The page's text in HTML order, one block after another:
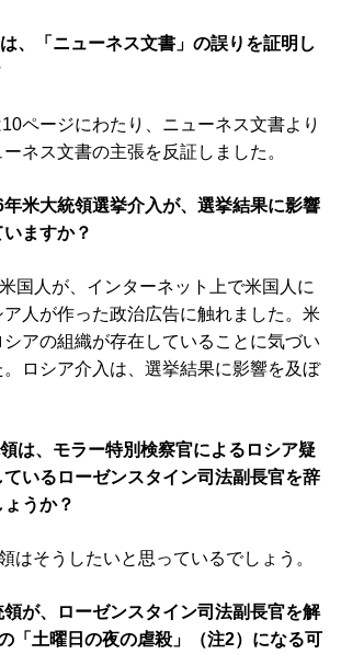
、「ニューネス文書」の誤りを証明し
ページにわたり、ニューネス文書より
ネス文書の主張を反証しました。
米大統領選挙介入が、選挙結果に影響
ますか？
国人が、インターネット上で米国人に
人が作った政治広告に触れました。米
アの組織が存在していることに気づい
ロシア介入は、選挙結果に影響を及ぼ
は、モラー特別検察官によるロシア疑
いるローゼンスタイン司法副長官を辞
うか？
そうしたいと思っているでしょう。
が、ローゼンスタイン司法副長官を解
「土曜日の夜の虐殺」（注2）になる可